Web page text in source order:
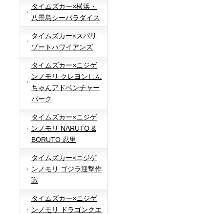
タイムズカー×横浜・
八景島シーパラダイス
タイムズカー×スパリ
ゾートハワイアンズ
タイムズカー×ニジゲ
ンノモリ クレヨンしん
ちゃんアドベンチャー
パーク
タイムズカー×ニジゲ
ンノモリ NARUTO &
BORUTO 忍里
タイムズカー×ニジゲ
ンノモリ ゴジラ迎撃作
戦
タイムズカー×ニジゲ
ンノモリ ドラゴンクエ